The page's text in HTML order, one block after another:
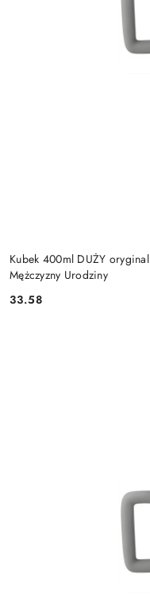
Kubek 400ml DUŻY
Mężczyzny Urodziny
Cena:
33.58